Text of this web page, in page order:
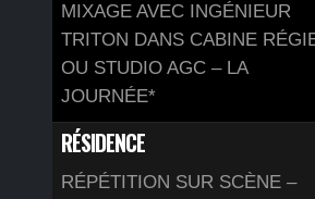
MIXAGE AVEC INGÉNIEUR
TRITON DANS CABINE
OU STUDIO AGC – LA
JOURNÉE*
RÉSIDENCE
RÉPÉTITION SUR SCÈNE –